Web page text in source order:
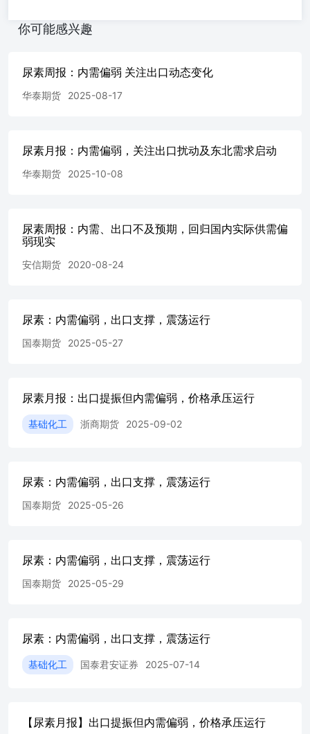
图4：河南基
差
价
图7：5-9价
图9：尿素周度产
量
12：尿素生产利
润
润
制产能利用
然气制产能利用率
素小颗粒中国
图20：尿素大颗粒中国FOB.....................................
你可能感兴趣
尿素周报：内需偏弱 关注出口动态变化
华泰期货 2025-08-17
尿素月报：内需偏弱，关注出口扰动及东北需求启动
华泰期货 2025-10-08
尿素周报：内需、出口不及预期，回归国内实际供需偏
弱现实
安信期货 2020-08-24
尿素：内需偏弱，出口支撑，震荡运行
国泰期货 2025-05-27
尿素月报：出口提振但内需偏弱，价格承压运行
基础化工 浙商期货 2025-09-02
尿素：内需偏弱，出口支撑，震荡运行
国泰期货 2025-05-26
尿素：内需偏弱，出口支撑，震荡运行
国泰期货 2025-05-29
尿素：内需偏弱，出口支撑，震荡运行
基础化工 国泰君安证券 2025-07-14
【尿素月报】出口提振但内需偏弱，价格承压运行